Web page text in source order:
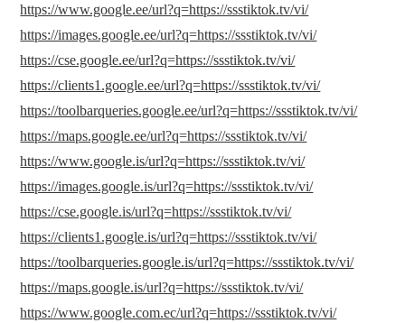
https://www.google.ee/url?q=https://ssstiktok.tv/vi/
https://images.google.ee/url?q=https://ssstiktok.tv/vi/
https://cse.google.ee/url?q=https://ssstiktok.tv/vi/
https://clients1.google.ee/url?q=https://ssstiktok.tv/vi/
https://toolbarqueries.google.ee/url?q=https://ssstiktok.tv/vi/
https://maps.google.ee/url?q=https://ssstiktok.tv/vi/
https://www.google.is/url?q=https://ssstiktok.tv/vi/
https://images.google.is/url?q=https://ssstiktok.tv/vi/
https://cse.google.is/url?q=https://ssstiktok.tv/vi/
https://clients1.google.is/url?q=https://ssstiktok.tv/vi/
https://toolbarqueries.google.is/url?q=https://ssstiktok.tv/vi/
https://maps.google.is/url?q=https://ssstiktok.tv/vi/
https://www.google.com.ec/url?q=https://ssstiktok.tv/vi/